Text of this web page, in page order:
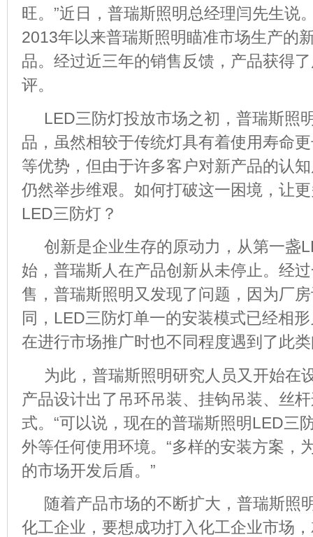
旺。”近日，普瑞斯照明总经理闫先生说
2013年以来普瑞斯照明瞄准市场生产的
品。经过近三年的销售反馈，产品获得
评。
LED三防灯投放市场之初，普瑞斯照
品，虽然相较于传统灯具有着使用寿命
等优势，但由于许多客户对新产品的认
仍然举步维艰。如何打破这一困境，让
LED三防灯？
创新是企业生存的原动力，从第一盏
始，普瑞斯人在产品创新从未停止。经
售，普瑞斯照明又发现了问题，因为厂
同， LED三防灯单一的安装模式已经相
在进行市场推广时也不同程度遇到了此
为此，普瑞斯照明研究人员又开始在
产品设计出了吊环吊装、挂钩吊装、丝
式。“可以说，现在的普瑞斯照明 LED三
外等任何使用环境。“多样的安装方案，
的市场开发后盾。”
随着产品市场的不断扩大，普瑞斯照
化工企业，要想成功打入化工企业市场